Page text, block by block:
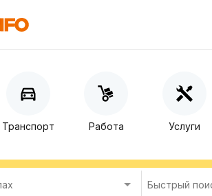
Транспорт Работа Услуги